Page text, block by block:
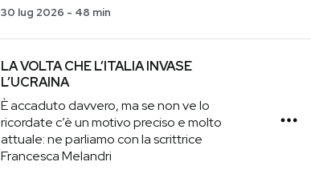
30 lug 2026 - 48 min
LA VOLTA CHE L’ITALIA INVASE
L’UCRAINA
È accaduto davvero, ma se non ve lo
ricordate c’è un motivo preciso e molto
attuale: ne parliamo con la scrittrice
Francesca Melandri